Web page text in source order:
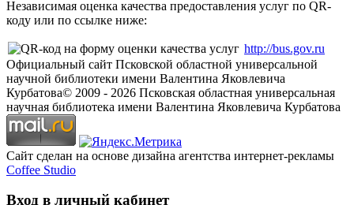
Независимая оценка качества предоставления услуг по QR-
коду или по ссылке ниже:
http://bus.gov.ru
Официальный сайт Псковской областной универсальной
научной библиотеки имени Валентина Яковлевича
Курбатова© 2009 - 2026 Псковская областная универсальная
научная библиотека имени Валентина Яковлевича Курбатова
Сайт сделан на основе дизайна агентства интернет-рекламы
Coffee Studio
Вход в личный кабинет